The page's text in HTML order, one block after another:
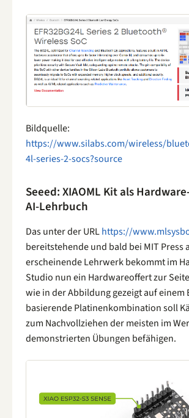
Bildquelle:
https://www.silabs.com/wireless/
4l-series-2-socs?source
Seeed: XIAOML Kit als
AI-Lehrbuch
Das unter der URLhttps://
bereitstehende und bald bei MIT Press
erscheinende Lehrwerk bekommt im
Studio nun ein Hardwareoffert zur
wie in der Abbildung gezeigt auf einem
basierende Platinenkombination soll
zum Nachvollziehen der meisten im
demonstrierten Übungen befähigen.